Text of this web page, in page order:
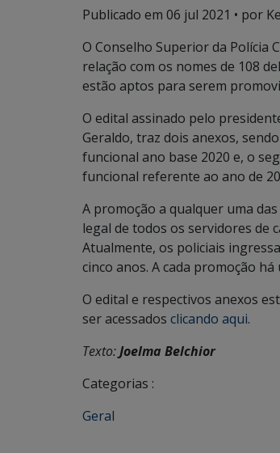
Publicado em 06 jul 2021 • por
O Conselho Superior da Polícia
relação com os nomes de 108
estão aptos para serem
O edital assinado pelo
Geraldo, traz dois anexos,
funcional ano base 2020 e, o
funcional referente ao ano de
A promoção a qualquer uma
legal de todos os servidores de
Atualmente, os policiais
cinco anos. A cada promoção
O edital e respectivos anexos
ser acessados clicando aqui.
Texto:Joelma Belchior
Categorias :
Geral